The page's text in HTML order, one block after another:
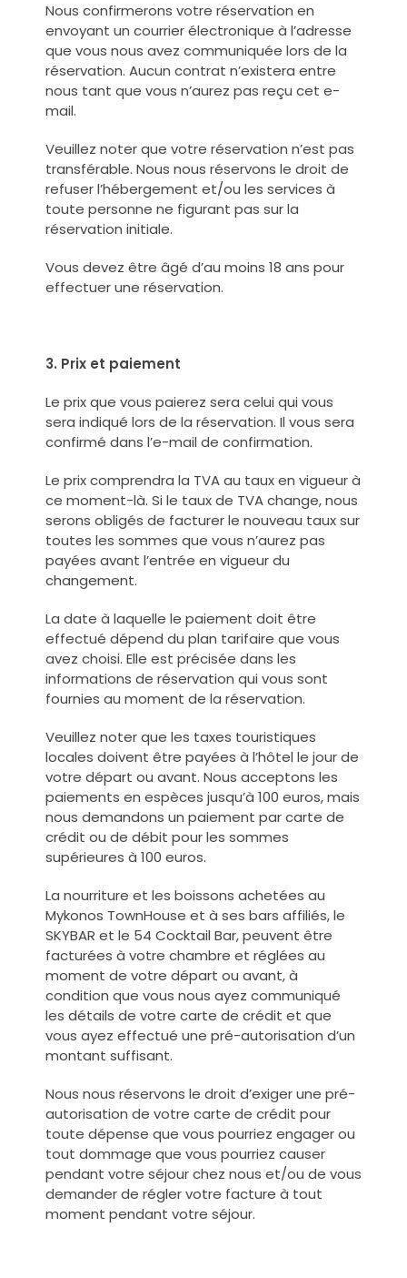
Nous confirmerons votre réservation en
envoyant un courrier électronique à l’adresse
que vous nous avez communiquée lors de la
réservation. Aucun contrat n’existera entre
nous tant que vous n’aurez pas reçu cet e-
mail.
Veuillez noter que votre réservation n’est pas
transférable. Nous nous réservons le droit de
refuser l’hébergement et/ou les services à
toute personne ne figurant pas sur la
réservation initiale.
Vous devez être âgé d’au moins 18 ans pour
effectuer une réservation.
3. Prix et paiement
Le prix que vous paierez sera celui qui vous
sera indiqué lors de la réservation. Il vous sera
confirmé dans l’e-mail de confirmation.
Le prix comprendra la TVA au taux en vigueur à
ce moment-là. Si le taux de TVA change, nous
serons obligés de facturer le nouveau taux sur
toutes les sommes que vous n’aurez pas
payées avant l’entrée en vigueur du
changement.
La date à laquelle le paiement doit être
effectué dépend du plan tarifaire que vous
avez choisi. Elle est précisée dans les
informations de réservation qui vous sont
fournies au moment de la réservation.
Veuillez noter que les taxes touristiques
locales doivent être payées à l’hôtel le jour de
votre départ ou avant. Nous acceptons les
paiements en espèces jusqu’à 100 euros, mais
nous demandons un paiement par carte de
crédit ou de débit pour les sommes
supérieures à 100 euros.
La nourriture et les boissons achetées au
Mykonos TownHouse et à ses bars affiliés, le
SKYBAR et le 54 Cocktail Bar, peuvent être
facturées à votre chambre et réglées au
moment de votre départ ou avant, à
condition que vous nous ayez communiqué
les détails de votre carte de crédit et que
vous ayez effectué une pré-autorisation d’un
montant suffisant.
Nous nous réservons le droit d’exiger une pré-
autorisation de votre carte de crédit pour
toute dépense que vous pourriez engager ou
tout dommage que vous pourriez causer
pendant votre séjour chez nous et/ou de vous
demander de régler votre facture à tout
moment pendant votre séjour.